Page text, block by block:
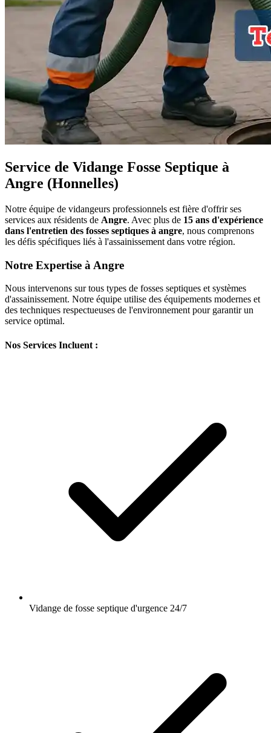
Service de Vidange Fosse Septique à
Angre (Honnelles)
Notre équipe de vidangeurs professionnels est fière d'offrir ses
services aux résidents de Angre. Avec plus de 15 ans d'expérience
dans l'entretien des fosses septiques à angre, nous comprenons
les défis spécifiques liés à l'assainissement dans votre région.
Notre Expertise à Angre
Nous intervenons sur tous types de fosses septiques et systèmes
d'assainissement. Notre équipe utilise des équipements modernes et
des techniques respectueuses de l'environnement pour garantir un
service optimal.
Nos Services Incluent :
Vidange de fosse septique d'urgence 24/7